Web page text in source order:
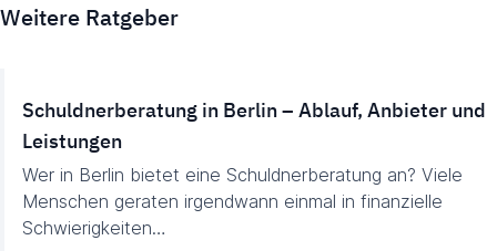
Weitere Ratgeber
Schuldnerberatung in Berlin – Ablauf, Anbieter und
Leistungen
Wer in Berlin bietet eine Schuldnerberatung an? Viele
Menschen geraten irgendwann einmal in finanzielle
Schwierigkeiten…